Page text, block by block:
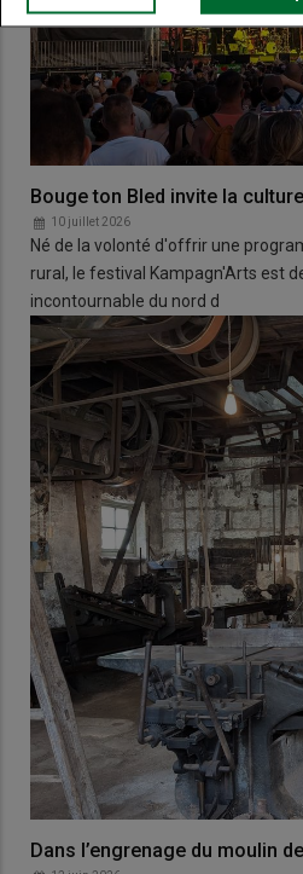
Bouge ton Bled invite la
10 juillet 2026
Né de la volonté d'offrir une
rural, le festival Kampagn'Arts est
incontournable du nord d
Dans l’engrenage du moulin